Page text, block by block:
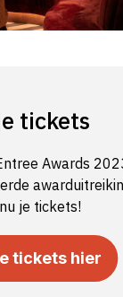
tickets
Awards
je tickets!
tickets hier